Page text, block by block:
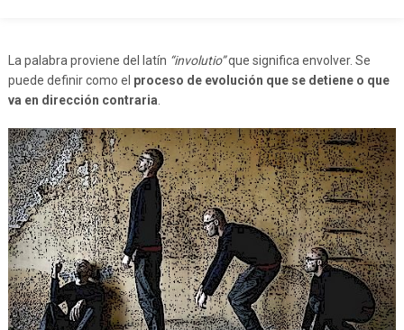
La palabra proviene del latín “involutio”que significa envolver. Se
puede definir como el proceso de evolución que se detiene o que
va en dirección contraria